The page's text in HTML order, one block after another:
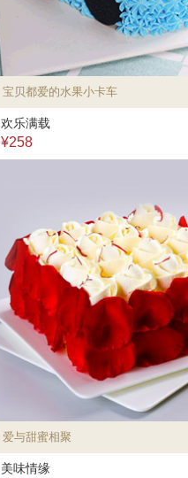
宝贝都爱的水果小卡车
欢乐满载
¥258
爱与甜蜜相聚
美味情缘